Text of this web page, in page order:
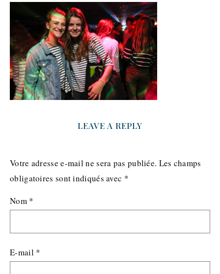
LEAVE A REPLY
Votre adresse e-mail ne sera pas publiée. Les champs
obligatoires sont indiqués avec *
Nom *
E-mail *